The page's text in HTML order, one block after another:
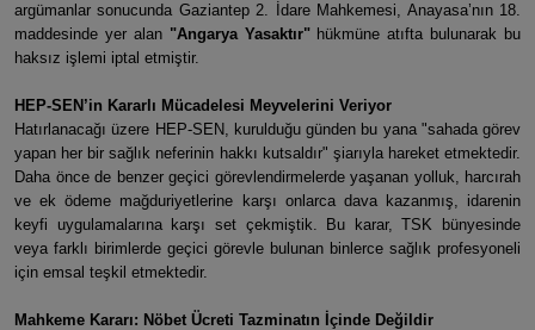
argümanlar sonucunda Gaziantep 2. İdare Mahkemesi, Anayasa’nın 18.
maddesinde yer alan "Angarya Yasaktır"hükmüne atıfta bulunarak bu
haksız işlemi iptal etmiştir.
​HEP-SEN’in Kararlı Mücadelesi Meyvelerini Veriyor
​Hatırlanacağı üzere HEP-SEN, kurulduğu günden bu yana "sahada görev
yapan her bir sağlık neferinin hakkı kutsaldır" şiarıyla hareket etmektedir.
Daha önce de benzer geçici görevlendirmelerde yaşanan yolluk, harcırah
ve ek ödeme mağduriyetlerine karşı onlarca dava kazanmış, idarenin
keyfi uygulamalarına karşı set çekmiştik. Bu karar, TSK bünyesinde
veya farklı birimlerde geçici görevle bulunan binlerce sağlık profesyoneli
için emsal teşkil etmektedir.
​Mahkeme Kararı: Nöbet Ücreti Tazminatın İçinde Değildir